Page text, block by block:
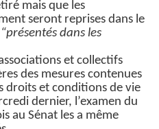
mais que les
seront reprises dans le
“présentés dans les
et collectifs
des mesures contenues
droits et conditions de vie
dernier, l’examen du
au Sénat les a même